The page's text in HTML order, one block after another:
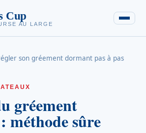
Cup
AU LARGE
son gréement dormant pas à pas
gréement
méthode sûre